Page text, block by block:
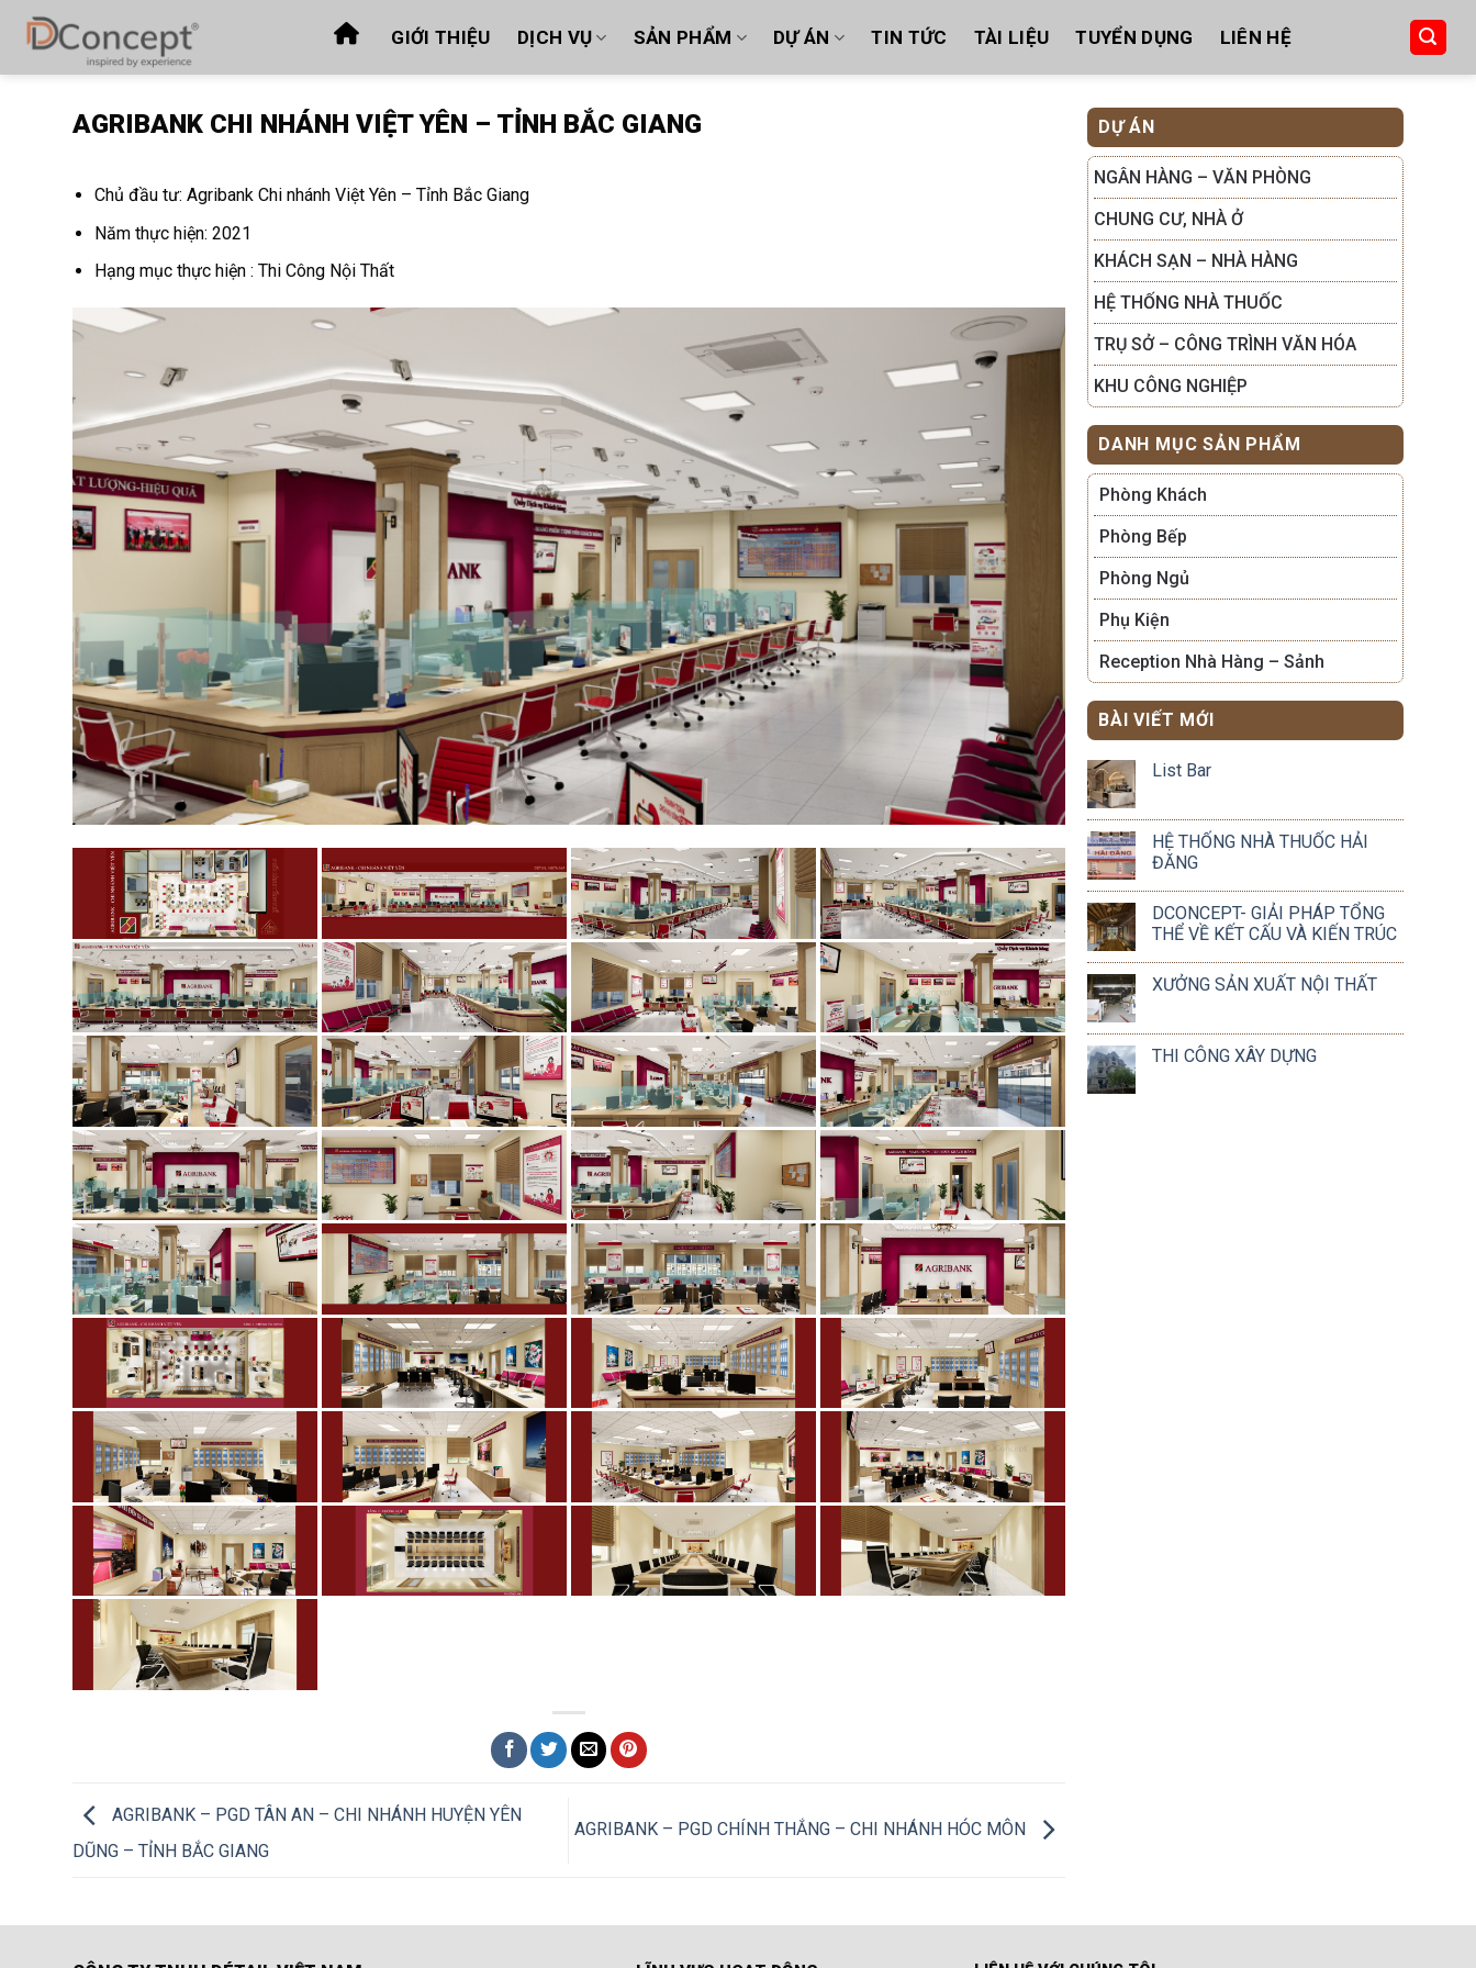
Skip
GIỚI THIỆU DỊCH VỤ SẢN PHẨM DỰ ÁN TIN TỨC TÀI LIỆU TUYỂN DỤNG LIÊN HỆ
AGRIBANK CHI NHÁNH VIỆT YÊN – TỈNH BẮC GIANG
Chủ đầu tư: Agribank Chi nhánh Việt Yên – Tỉnh Bắc Giang
Năm thực hiện: 2021
Hạng mục thực hiện : Thi Công Nội Thất
AGRIBANK – PGD TÂN AN – CHI NHÁNH HUYỆN YÊN
DŨNG – TỈNH BẮC GIANG
AGRIBANK – PGD CHÍNH THẮNG – CHI NHÁNH HÓC MÔN
DỰ ÁN
NGÂN HÀNG – VĂN PHÒNG
CHUNG CƯ, NHÀ Ở
KHÁCH SẠN – NHÀ HÀNG
HỆ THỐNG NHÀ THUỐC
TRỤ SỞ – CÔNG TRÌNH VĂN HÓA
KHU CÔNG NGHIỆP
DANH MỤC SẢN PHẨM
Phòng Khách
Phòng Bếp
Phòng Ngủ
Phụ Kiện
Reception Nhà Hàng – Sảnh
BÀI VIẾT MỚI
List Bar
HỆ THỐNG NHÀ THUỐC HẢI
ĐĂNG
DCONCEPT- GIẢI PHÁP TỔNG
THỂ VỀ KẾT CẤU VÀ KIẾN TRÚC
XƯỞNG SẢN XUẤT NỘI THẤT
THI CÔNG XÂY DỰNG